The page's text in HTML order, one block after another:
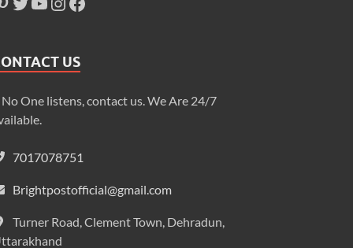
US
One listens, contact us. We Are 24/7
7017078751
Brightpostofficial@gmail.com
Turner Road, Clement Town, Dehradun,